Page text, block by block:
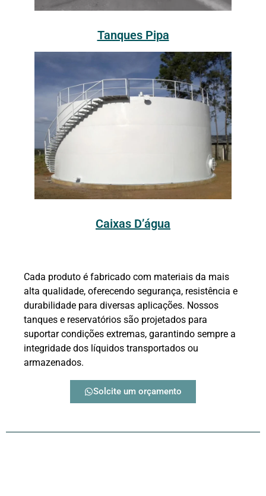
Tanques Pipa
Caixas D’água
Cada produto é fabricado com materiais da mais
alta qualidade, oferecendo segurança, resistência e
durabilidade para diversas aplicações. Nossos
tanques e reservatórios são projetados para
suportar condições extremas, garantindo sempre a
integridade dos líquidos transportados ou
armazenados.
Solcite um orçamento